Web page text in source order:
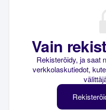
Vain
Rekisteröidy, ja saat
verkkolaskutiedot,